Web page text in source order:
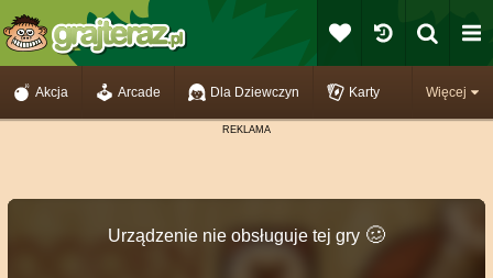
Więcej
Akcja Arcade Dla Dziewczyn Karty
Urządzenie nie obsługuje tej gry 🥴️